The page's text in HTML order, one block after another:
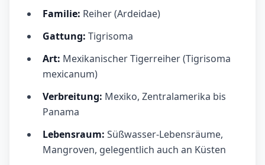
Familie: Reiher (Ardeidae)
Gattung: Tigrisoma
Art: Mexikanischer Tigerreiher (Tigrisoma
mexicanum)
Verbreitung: Mexiko, Zentralamerika bis
Panama
Lebensraum: Süßwasser-Lebensräume,
Mangroven, gelegentlich auch an Küsten